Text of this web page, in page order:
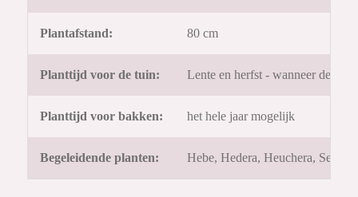
Plantafstand: 80 cm
Planttijd voor de tuin: Lente en herfst - wanneer de
Planttijd voor bakken: het hele jaar mogelijk
Begeleidende planten: Hebe, Hedera, Heuchera,